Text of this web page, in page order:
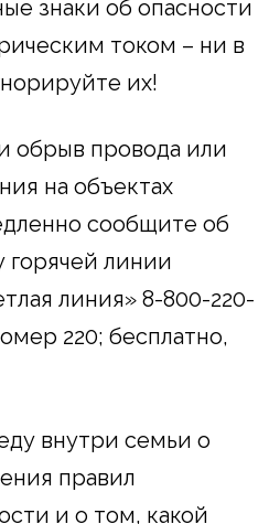
знаки об опасности
током – ни в
их!
обрыв провода или
на объектах
сообщите об
горячей линии
линия» 8-800-220-
220; бесплатно,
внутри семьи о
правил
и о том, какой